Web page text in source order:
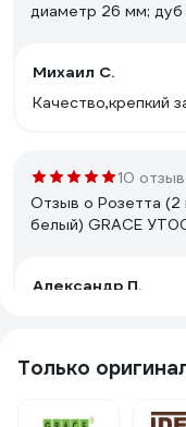
диаметр 26 мм;
Михаил С.
Качество,крепкий
10
Отзыв о Розетта
белый) GRACE
Александр П.
Отзыв о Розетта
Только